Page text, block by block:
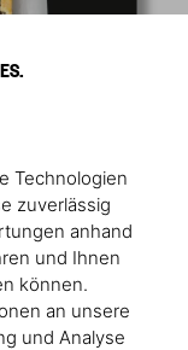
Technologien
zuverlässig
anhand
und Ihnen
können.
an unsere
und Analyse